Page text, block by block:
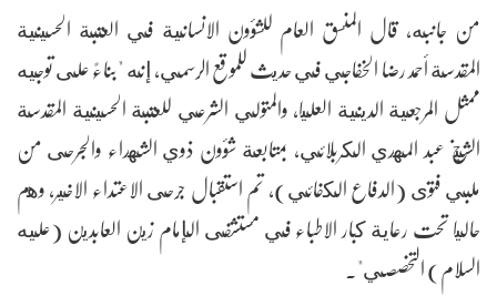
من جانبه، قال المنسق العام للشؤون الانسانية في العتبة الحسينية
المقدسة أحمد رضا الخفاجي في حديث للموقع الرسمي، إنه "بناءً على توجيه
ممثل المرجعية الدينية العليا، والمتولي الشرعي للعتبة الحسينية المقدسة
الشيخ عبد المهدي الكربلائي، بمتابعة شؤون ذوي الشهداء والجرحى من
ملبي فتوى (الدفاع الكفائي)، تم استقبال جرحى الاعتداء الاخير، وهم
حاليا تحت رعاية كبار الاطباء في مستشفى الإمام زين العابدين (عليه
السلام) التخصصي".